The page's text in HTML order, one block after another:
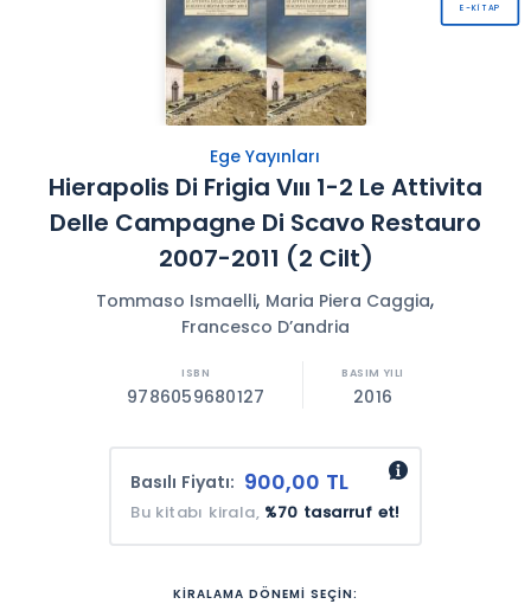
Ege Yayınları
Hierapolis Di Frigia Vııı 1-2 Le Attivita
Delle Campagne Di Scavo Restauro
2007-2011 (2 Cilt)
Tommaso Ismaelli, Maria Piera Caggia,
Francesco D’andria
9786059680127 2016
Basılı Fiyatı: 900,00 TL
Bu kitabı kirala, %70 tasarruf et!
KİRALAMA DÖNEMİ SEÇİN:
E-KİTAP